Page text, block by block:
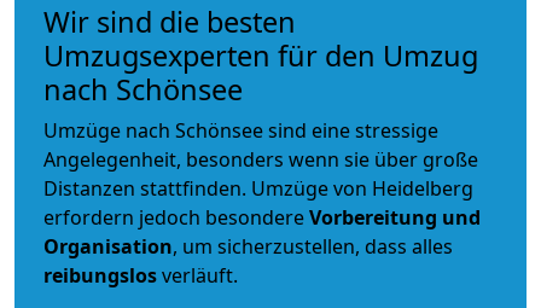
Wir sind die besten
Umzugsexperten für den Umzug
nach Schönsee
Umzüge nach Schönsee sind eine stressige
Angelegenheit, besonders wenn sie über große
Distanzen stattfinden. Umzüge von Heidelberg
erfordern jedoch besondereVorbereitung und
Organisation, um sicherzustellen, dass alles
reibungslosverläuft.